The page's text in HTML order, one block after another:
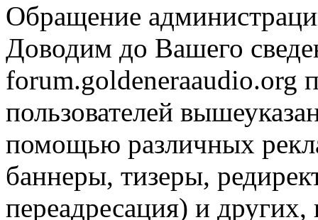
Обращение
Доводим до Вашего
forum.goldeneraaudio.org
пользователей
помощью различных
баннеры, тизеры,
переадресация) и